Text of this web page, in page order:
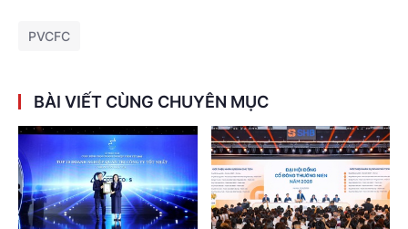
PVCFC
BÀI VIẾT CÙNG CHUYÊN MỤC